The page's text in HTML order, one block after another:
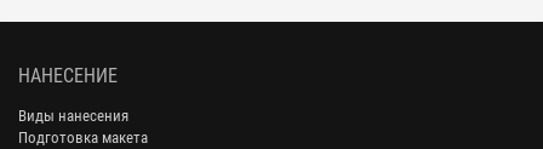
НАНЕСЕНИЕ
Виды нанесения
Подготовка макета